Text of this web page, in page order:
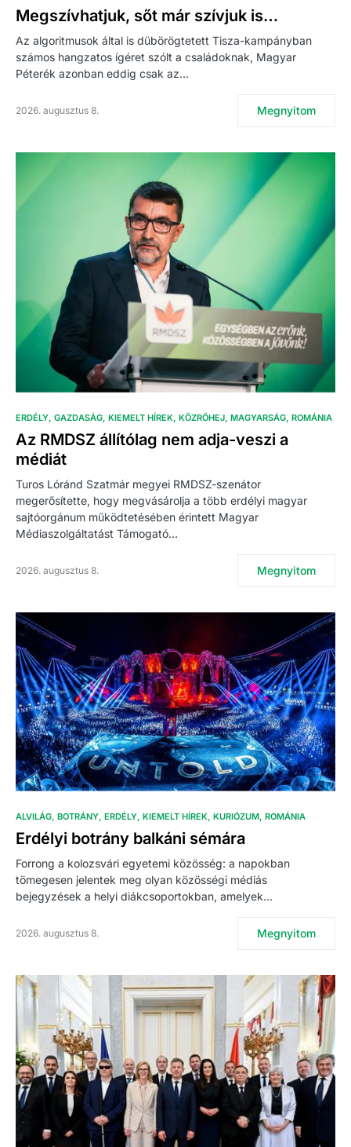
Megszívhatjuk, sőt már szívjuk is…
Az algoritmusok által is dübörögtetett Tisza-kampányban
számos hangzatos ígéret szólt a családoknak, Magyar
Péterék azonban eddig csak az…
2026. augusztus 8. Megnyitom
ERDÉLY GAZDASÁG KIEMELT HÍREK KÖZRÖHEJ MAGYARSÁG ROMÁNIA
Az RMDSZ állítólag nem adja-veszi a
médiát
Turos Lóránd Szatmár megyei RMDSZ-szenátor
megerősítette, hogy megvásárolja a több erdélyi magyar
sajtóorgánum működtetésében érintett Magyar
Médiaszolgáltatást Támogató…
2026. augusztus 8. Megnyitom
ALVILÁG BOTRÁNY ERDÉLY KIEMELT HÍREK KURIÓZUM ROMÁNIA
Erdélyi botrány balkáni sémára
Forrong a kolozsvári egyetemi közösség: a napokban
tömegesen jelentek meg olyan közösségi médiás
bejegyzések a helyi diákcsoportokban, amelyek…
2026. augusztus 8. Megnyitom